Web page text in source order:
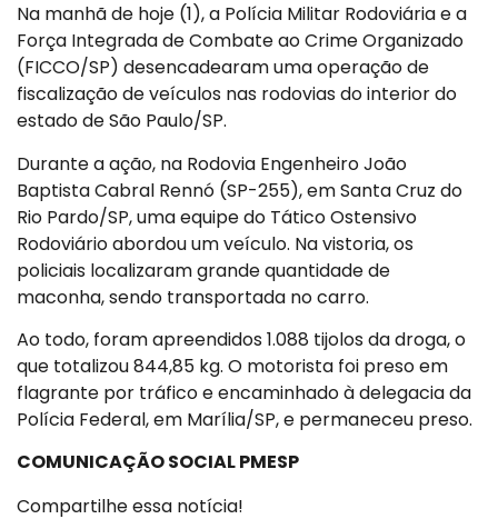
Na manhã de hoje (1), a Polícia Militar Rodoviária e a
Força Integrada de Combate ao Crime Organizado
(FICCO/SP) desencadearam uma operação de
fiscalização de veículos nas rodovias do interior do
estado de São Paulo/SP.
Durante a ação, na Rodovia Engenheiro João
Baptista Cabral Rennó (SP-255), em Santa Cruz do
Rio Pardo/SP, uma equipe do Tático Ostensivo
Rodoviário abordou um veículo. Na vistoria, os
policiais localizaram grande quantidade de
maconha, sendo transportada no carro.
Ao todo, foram apreendidos 1.088 tijolos da droga, o
que totalizou 844,85 kg. O motorista foi preso em
flagrante por tráfico e encaminhado à delegacia da
Polícia Federal, em Marília/SP, e permaneceu preso.
COMUNICAÇÃO SOCIAL PMESP
Compartilhe essa notícia!